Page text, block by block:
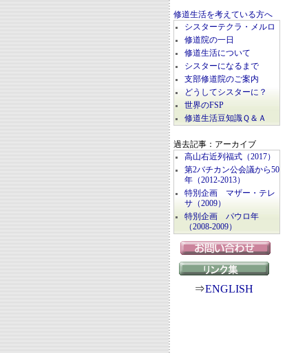
修道生活を考えている方へ
シスターテクラ・メルロ
修道院の一日
修道生活について
シスターになるまで
支部修道院のご案内
どうしてシスターに？
世界のFSP
修道生活豆知識Ｑ＆Ａ
過去記事：アーカイブ
高山右近列福式（2017）
第2バチカン公会議から50
年（2012-2013）
特別企画 マザー・テレ
サ（2009）
特別企画 パウロ年
（2008-2009）
⇒ENGLISH